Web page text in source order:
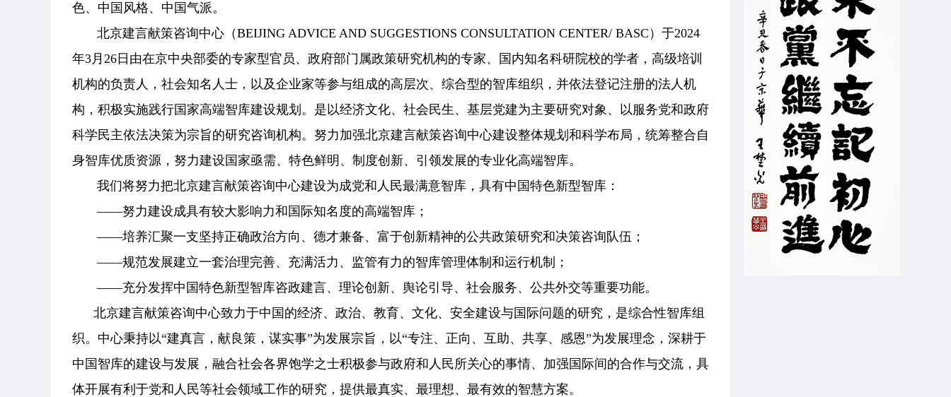
色、中国风格、中国气派。
北京建言献策咨询中心（BEIJING ADVICE AND SUGGESTIONS CONSULTATION CENTER/ BASC）于2024
年3月26日由在京中央部委的专家型官员、政府部门属政策研究机构的专家、国内知名科研院校的学者，高级培训
机构的负责人，社会知名人士，以及企业家等参与组成的高层次、综合型的智库组织，并依法登记注册的法人机
构， 积极实施践行国家高端智库建设规划。 是以经济文化、社会民生、基层党建为主要研究对象、以服务党和政府
科学民主依法决策为宗旨的研究咨询机构。 努力加强北京建言献策咨询中心建设整体规划和科学布局，统筹整合自
身智库优质资源，努力建设国家亟需、特色鲜明、制度创新、引领发展的专业化高端智库。
我们将努力把北京建言献策咨询中心建设为成党和人民最满意智库 ，具有中国特色新型智库：
——努力建设成具有较大影响力和国际知名度的高端智库；
——培养汇聚一支坚持正确政治方向、德才兼备、富于创新精神的公共政策研究和决策咨询队伍；
——规范发展建立一套治理完善、充满活力、监管有力的智库管理体制和运行机制；
——充分发挥中国特色新型智库咨政建言、理论创新、舆论引导、社会服务、公共外交等重要功能。
北京建言献策咨询中心致力于中国的经济、政治、教育、文化、安全建设与国际问题的研究，是综合性智库组
织。中心秉持以“建真言，献良策，谋实事”为发展宗旨，以“专注、正向、互助、共享、感恩”为发展理念，深耕于
中国智库的建设与发展，融合社会各界饱学之士积极参与政府和人民所关心的事情、加强国际间的合作与交流，具
体开展有利于党和人民等社会领域工作的研究，提供最真实、最理想、最有效的智慧方案。